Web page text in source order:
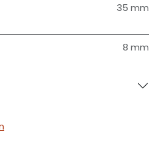
35 mm
8 mm